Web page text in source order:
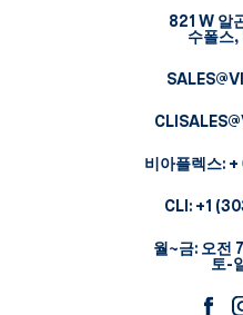
821 W 알
수폴스,
비아플렉스: +
CLI: +1
월~금: 오전
토-